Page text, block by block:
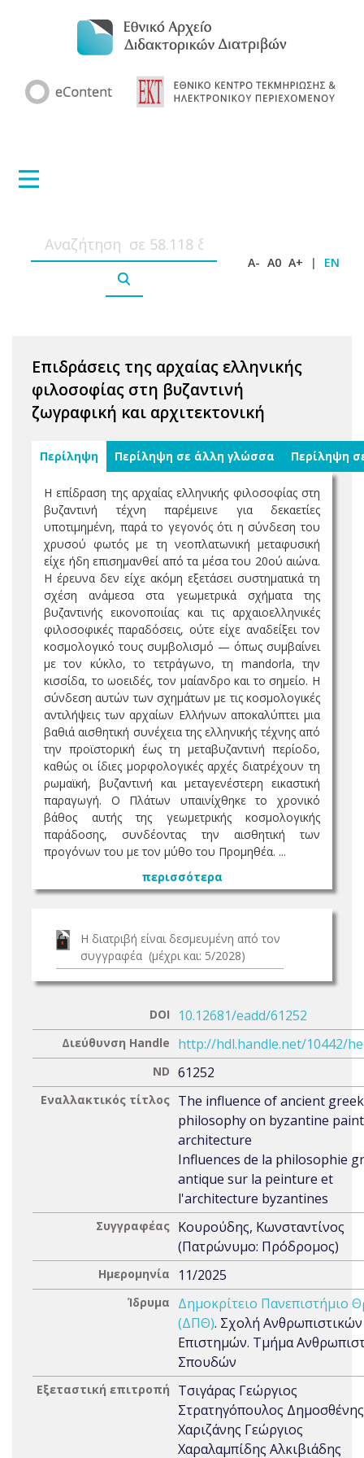
A- A0 A+ | EN
Επιδράσεις της αρχαίας ελληνικής
φιλοσοφίας στη βυζαντινή
ζωγραφική και αρχιτεκτονική
Περίληψη Περίληψη σε άλλη γλώσσα Περίληψη
Η επίδραση της αρχαίας ελληνικής φιλοσοφίας στη
βυζαντινή τέχνη παρέμεινε για δεκαετίες
υποτιμημένη, παρά το γεγονός ότι η σύνδεση του
χρυσού φωτός με τη νεοπλατωνική μεταφυσική
είχε ήδη επισημανθεί από τα μέσα του 20ού αιώνα.
Η έρευνα δεν είχε ακόμη εξετάσει συστηματικά τη
σχέση ανάμεσα στα γεωμετρικά σχήματα της
βυζαντινής εικονοποιίας και τις αρχαιοελληνικές
φιλοσοφικές παραδόσεις, ούτε είχε αναδείξει τον
κοσμολογικό τους συμβολισμό — όπως συμβαίνει
με τον κύκλο, το τετράγωνο, τη mandorla, την
κισσίδα, το ωοειδές, τον μαίανδρο και το σημείο. Η
σύνδεση αυτών των σχημάτων με τις κοσμολογικές
αντιλήψεις των αρχαίων Ελλήνων αποκαλύπτει μια
βαθιά αισθητική συνέχεια της ελληνικής τέχνης από
την προϊστορική έως τη μεταβυζαντινή περίοδο,
καθώς οι ίδιες μορφολογικές αρχές διατρέχουν τη
ρωμαϊκή, βυζαντινή και μεταγενέστερη εικαστική
παραγωγή. Ο Πλάτων υπαινίχθηκε το χρονικό
βάθος αυτής της γεωμετρικής κοσμολογικής
παράδοσης, συνδέοντας την αισθητική των
προγόνων του με τον μύθο του Προμηθέα. ...
περισσότερα
Η διατριβή είναι δεσμευμένη από τον
συγγραφέα (μέχρι και: 5/2028)
DOI 10.12681/eadd/61252
Διεύθυνση Handle http://hdl.handle.net/10442/
ND 61252
Εναλλακτικός τίτλος The influence of ancient greek
philosophy on byzantine
architecture
Influences de la philosophie
antique sur la peinture et
l'architecture byzantines
Συγγραφέας Κουρούδης, Κωνσταντίνος
(Πατρώνυμο: Πρόδρομος)
Ημερομηνία 11/2025
Ίδρυμα
Δημοκρίτειο Πανεπιστήμιο
(ΔΠΘ). Σχολή Ανθρωπιστικών
Επιστημών. Τμήμα
Σπουδών
Εξεταστική επιτροπή
Τσιγάρας Γεώργιος
Στρατηγόπουλος Δημοσθένης
Χαριζάνης Γεώργιος
Χαραλαμπίδης Αλκιβιάδης